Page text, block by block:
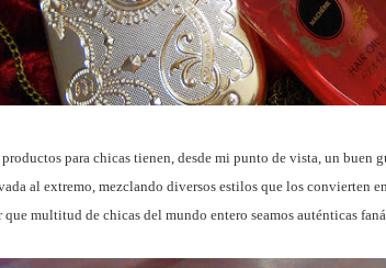
para chicas tienen, desde mi punto de vista, un buen
al extremo, mezclando diversos estilos que los convierten
que multitud de chicas del mundo entero seamos auténticas